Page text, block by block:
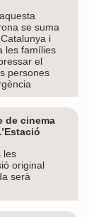
se suma
i
les famílies
el
persones
de cinema
les
original
serà